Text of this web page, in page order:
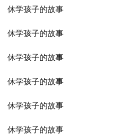
休学孩子的故事
休学孩子的故事
休学孩子的故事
休学孩子的故事
休学孩子的故事
休学孩子的故事